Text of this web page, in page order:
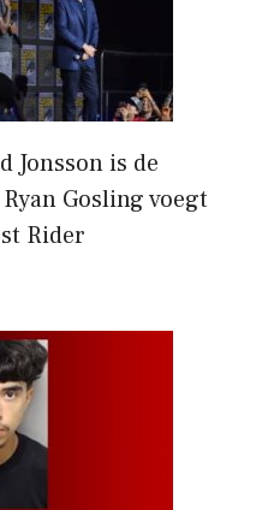
Jonsson is de
Gosling voegt
Rider